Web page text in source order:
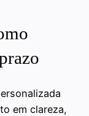
em clareza,